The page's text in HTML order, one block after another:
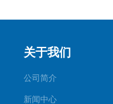
关于我们
公司简介
新闻中心